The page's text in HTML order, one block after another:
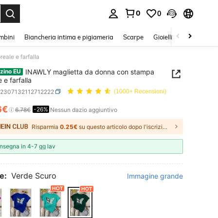
0 0
Biancheria intima e pigiameria Scarpe Gioielli E Accessori
e farfalla
EU
INAWLY maglietta da donna con stampa
e farfalla
(1000+ Recensioni)
AND AVAILABILITY
6.78€ -26% Nessun dazio aggiuntivo
Risparmia 0.25€ su questo articolo dopo l'iscrizione.
in 4-7 gg lav
Verde Scuro Immagine grande